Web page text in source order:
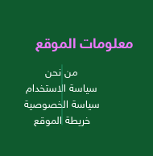
معلومات الموقع
من نحن
سياسة الاستخدام
سياسة الخصوصية
خريطة الموقع